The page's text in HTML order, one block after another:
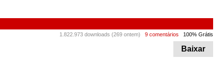
1.822.973 downloads (269 ontem) 9 comentários 100% Grátis
Baixar